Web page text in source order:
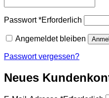
Passwort*Erforderlich
Angemeldet bleiben
Passwort vergessen?
Neues